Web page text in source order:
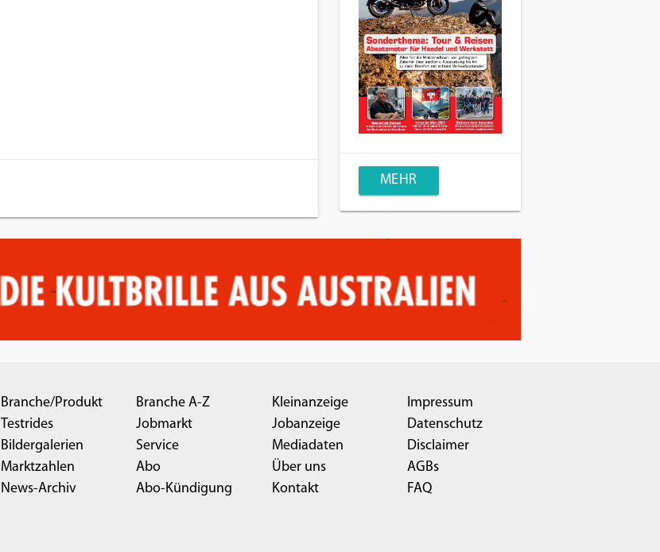
MEHR
Branche/Produkt
Testrides
Bildergalerien
Marktzahlen
News-Archiv
Branche A-Z
Jobmarkt
Service
Abo
Abo-Kündigung
Kleinanzeige
Jobanzeige
Mediadaten
Über uns
Kontakt
Impressum
Datenschutz
Disclaimer
AGBs
FAQ